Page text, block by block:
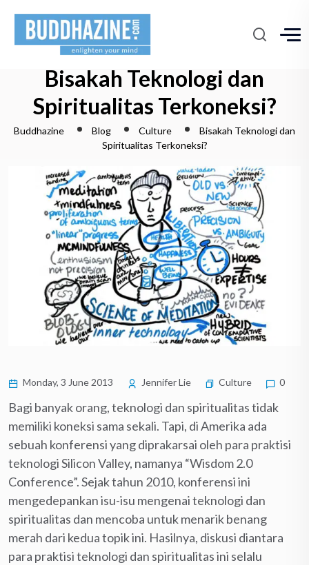
Bisakah Teknologi dan
Spiritualitas Terkoneksi?
Buddhazine Blog Culture
Bisakah Teknologi dan
Spiritualitas Terkoneksi?
Monday, 3 June 2013 Jennifer Lie Culture 0
Bagi banyak orang, teknologi dan spiritualitas tidak
memiliki koneksi sama sekali. Tapi, di Amerika ada
sebuah konferensi yang diprakarsai oleh para praktisi
teknologi Silicon Valley, namanya “Wisdom 2.0
Conference”. Sejak tahun 2010, konferensi ini
mengedepankan isu-isu mengenai teknologi dan
spiritualitas dan mencoba untuk menarik benang
merah dari kedua topik ini. Hasilnya, diskusi diantara
para praktisi teknologi dan spiritualitas ini selalu